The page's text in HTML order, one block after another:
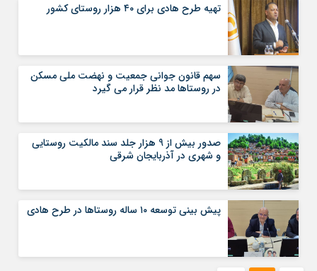
تهیه طرح هادی برای ۴۰ هزار روستای کشور
سهم قانون جوانی جمعیت و نهضت ملی مسکن
در روستاها مد نظر قرار می گیرد
صدور بیش از 9 هزار جلد سند مالکیت روستایی
و شهری در آذربایجان شرقی
پیش بینی توسعه ۱۰ ساله روستاها در طرح هادی